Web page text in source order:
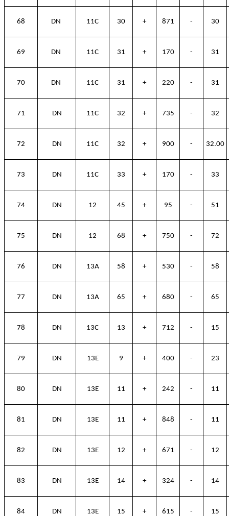
68 DN 11C 30 + 871 - 30
69 DN 11C 31 + 170 - 31
70 DN 11C 31 + 220 - 31
71 DN 11C 32 + 735 - 32
72 DN 11C 32 + 900 - 32.00
73 DN 11C 33 + 170 - 33
74 DN 12 45 + 95 - 51
75 DN 12 68 + 750 - 72
76 DN 13A 58 + 530 - 58
77 DN 13A 65 + 680 - 65
78 DN 13C 13 + 712 - 15
79 DN 13E 9 + 400 - 23
80 DN 13E 11 + 242 - 11
81 DN 13E 11 + 848 - 11
82 DN 13E 12 + 671 - 12
83 DN 13E 14 + 324 - 14
84 DN 13E 15 + 615 - 15